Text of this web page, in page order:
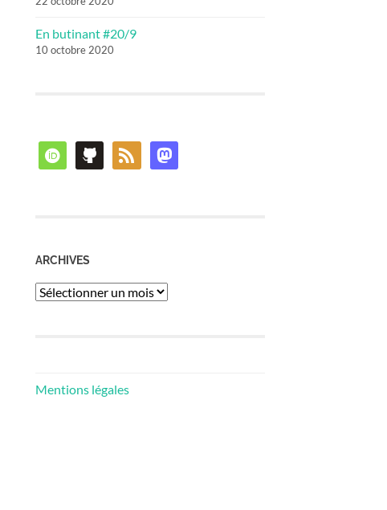
En butinant #20/9
10 octobre 2020
orcid github rss mastodon
ARCHIVES
Archives
Mentions légales